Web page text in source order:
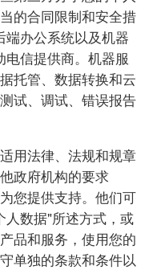
的合同限制和安全措
办公系统以及机器
信提供商。机器服
托管、数据转换和云
试、调试、错误报告
用法律、法规和规章
政府机构的要求
您提供支持。他们可
数据"所述方式，或
品和服务，使用您的
单独的条款和条件以